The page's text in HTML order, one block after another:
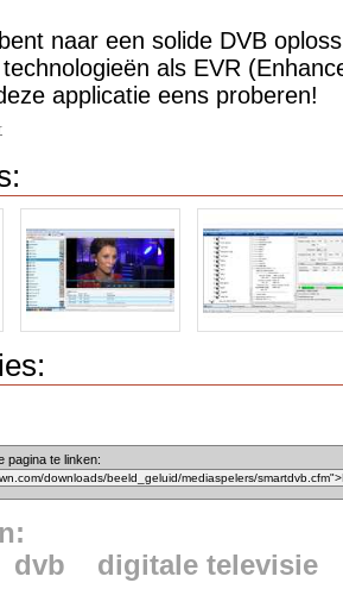
naar een solide DVB
als EVR
applicatie eens proberen!
pagina te linken:
dvb
digitale televisie